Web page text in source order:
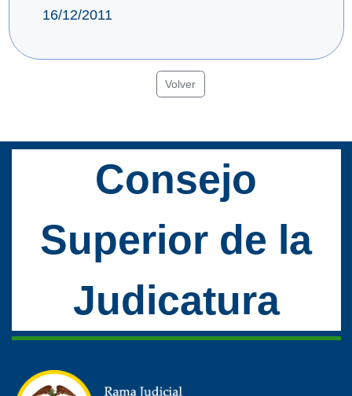
16/12/2011
Volver
Consejo
Superior de la
Judicatura